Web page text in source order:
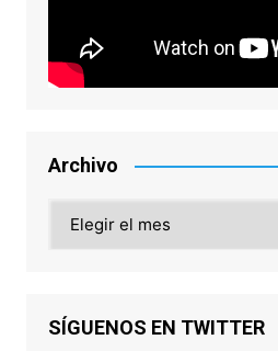
Archivo
SÍGUENOS EN TWITTER